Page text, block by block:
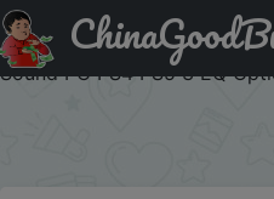
Придбати по знижці AECD3
Headset with Mic Over-Ear
Sound PC PS4 PS5 3 EQ